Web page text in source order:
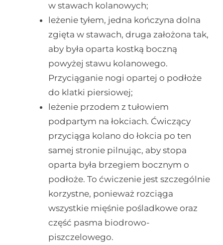
w stawach kolanowych;
leżenie tyłem, jedna kończyna dolna
zgięta w stawach, druga założona tak,
aby była oparta kostką boczną
powyżej stawu kolanowego.
Przyciąganie nogi opartej o podłoże
do klatki piersiowej;
leżenie przodem z tułowiem
podpartym na łokciach. Ćwiczący
przyciąga kolano do łokcia po ten
samej stronie pilnując, aby stopa
oparta była brzegiem bocznym o
podłoże. To ćwiczenie jest szczególnie
korzystne, ponieważ rozciąga
wszystkie mięśnie pośladkowe oraz
część pasma biodrowo-
piszczelowego.